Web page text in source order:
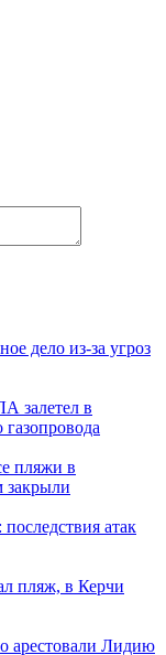
дело из-за угроз
залетел в
пляжи в
закрыли
атак
пляж, в Керчи
арестовали Лидию